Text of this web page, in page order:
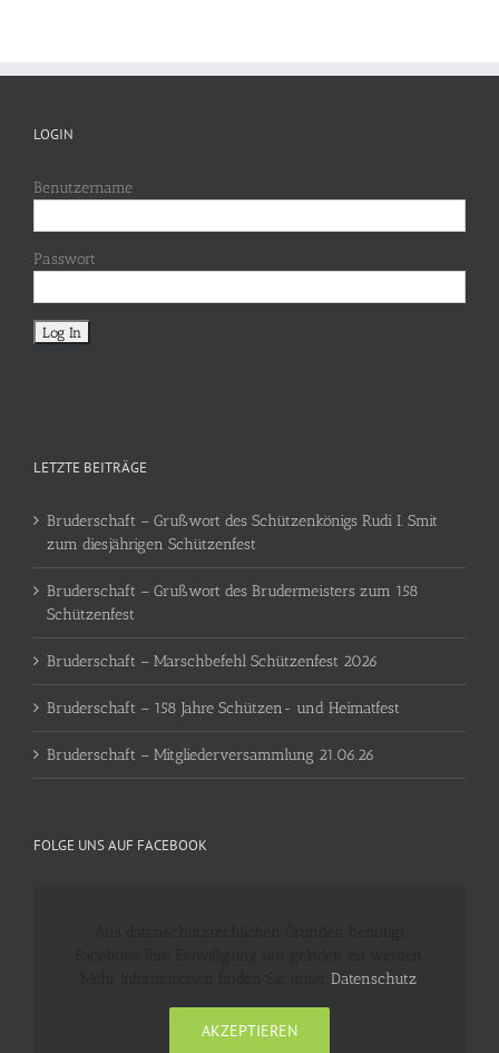
LOGIN
Benutzername
Passwort
LETZTE BEITRÄGE
Bruderschaft – Grußwort des Schützenkönigs Rudi I. Smit
zum diesjährigen Schützenfest
Bruderschaft – Grußwort des Brudermeisters zum 158
Schützenfest
Bruderschaft – Marschbefehl Schützenfest 2026
Bruderschaft – 158 Jahre Schützen- und Heimatfest
Bruderschaft – Mitgliederversammlung 21.06.26
FOLGE UNS AUF FACEBOOK
Datenschutz
AKZEPTIEREN